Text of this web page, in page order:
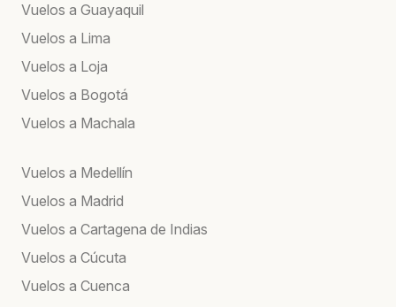
Vuelos a Guayaquil
Vuelos a Lima
Vuelos a Loja
Vuelos a Bogotá
Vuelos a Machala
Vuelos a Medellín
Vuelos a Madrid
Vuelos a Cartagena de Indias
Vuelos a Cúcuta
Vuelos a Cuenca